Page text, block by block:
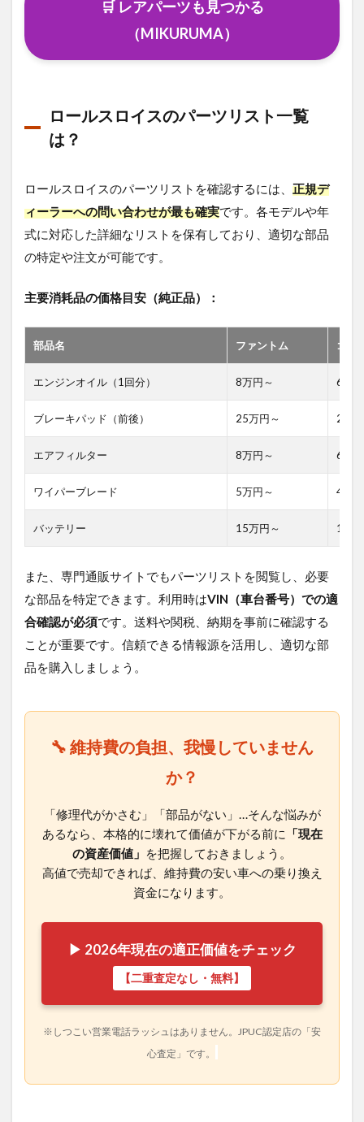
🛒 レアパーツも見つかる
（MIKURUMA）
ロールスロイスのパーツリスト一覧
は？
ロールスロイスのパーツリストを確認するには、 正規デ
ィーラーへの問い合わせが最も確実です。各モデルや年
式に対応した詳細なリストを保有しており、適切な部品
の特定や注文が可能です。
主要消耗品の価格目安（純正品）：
部品名 ファントム ゴー
エンジンオイル（1回分） 8万円～ 6万
ブレーキパッド（前後） 25万円～ 20万
エアフィルター 8万円～ 6万
ワイパーブレード 5万円～ 4万
バッテリー 15万円～ 12万
また、専門通販サイトでもパーツリストを閲覧し、必要
な部品を特定できます。利用時はVIN（車台番号）での適
合確認が必須です。送料や関税、納期を事前に確認する
ことが重要です。信頼できる情報源を活用し、適切な部
品を購入しましょう。
🔧 維持費の負担、我慢していません
か？
「修理代がかさむ」「部品がない」…そんな悩みが
あるなら、本格的に壊れて価値が下がる前に 「現在
の資産価値」 を把握しておきましょう。
高値で売却できれば、維持費の安い車への乗り換え
資金になります。
▶ 2026年現在の適正価値をチェック
【二重査定なし・無料】
※しつこい営業電話ラッシュはありません。JPUC認定店の「安
心査定」です。